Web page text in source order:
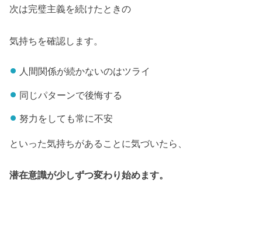
次は完璧主義を続けたときの
気持ちを確認します。
人間関係が続かないのはツライ
同じパターンで後悔する
努力をしても常に不安
といった気持ちがあることに気づいたら、
潜在意識が少しずつ変わり始めます。